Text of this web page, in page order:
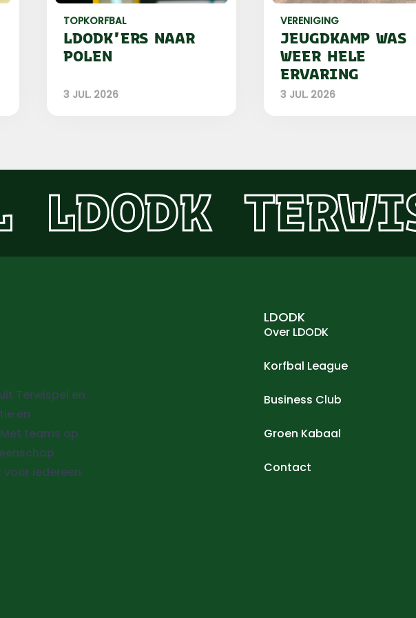
TOPKORFBAL
LDODK'ERS NAAR
POLEN
3 JUL. 2026
VERENIGING
JEUGDKAMP WAS
WEER HELE
ERVARING
3 JUL. 2026
LDODK
Terwispel en
en
teams op
iedereen.
LDODK
Over LDODK
Korfbal League
Business Club
Groen Kabaal
Contact